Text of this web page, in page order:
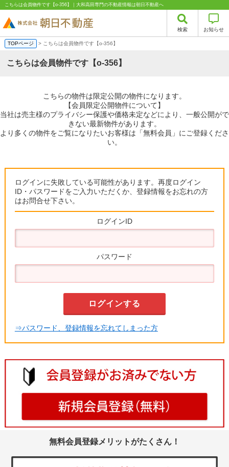
こちらは会員物件です【o-356】｜大和高田専門の不動産情報は朝日不動産へ
検索 お知らせ
TOPページ > こちらは会員物件です【o-356】
こちらは会員物件です【o-356】
こちらの物件は限定公開の物件になります。
【会員限定公開物件について】
当社は売主様のプライバシー保護や価格未定などにより、一般公開がで
きない最新物件があります。
より多くの物件をご覧になりたいお客様は「無料会員」にご登録くださ
い。
ログインに失敗している可能性があります。再度ログイン
ID・パスワードをご入力いただくか、登録情報をお忘れの方
はお問合せ下さい。
ログインID
パスワード
⇒パスワード、登録情報を忘れてしまった方
無料会員登録メリットがたくさん！